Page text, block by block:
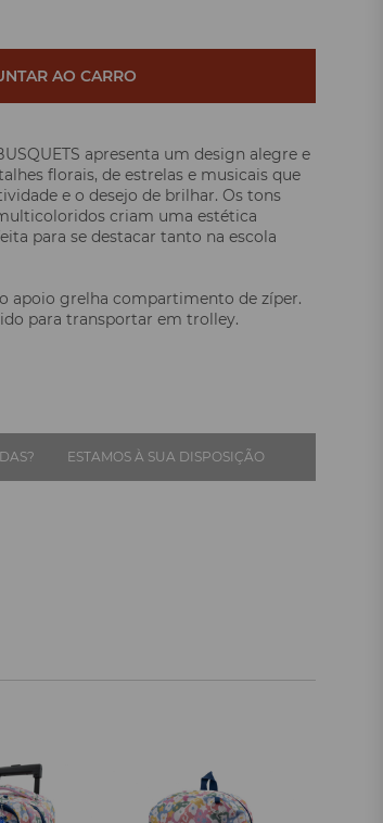
AO CARRO
apresenta um design alegre e
florais, de estrelas e musicais que
e o desejo de brilhar. Os tons
criam uma estética
para se destacar tanto na escola
apoio grelha compartimento de zíper.
para transportar em trolley.
ESTAMOS À SUA DISPOSIÇÃO